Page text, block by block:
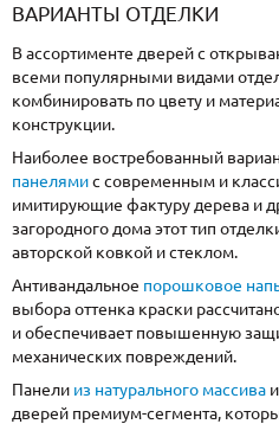
ВАРИАНТЫ ОТДЕЛКИ
В ассортименте дверей с
всеми популярными видами
комбинировать по цвету и
конструкции.
Наиболее востребованный
панелямис современным и
имитирующие фактуру дерева и
загородного дома этот тип
авторской ковкой и стеклом.
Антивандальное порошковое
выбора оттенка краски
и обеспечивает повышенную
механических повреждений.
Панели из натурального массива
дверей премиум-сегмента,